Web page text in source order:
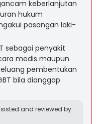
keberlanjutan
hukum
pasangan laki-
sebagai penyakit
medis maupun
pembentukan
bila dianggap
and reviewed by